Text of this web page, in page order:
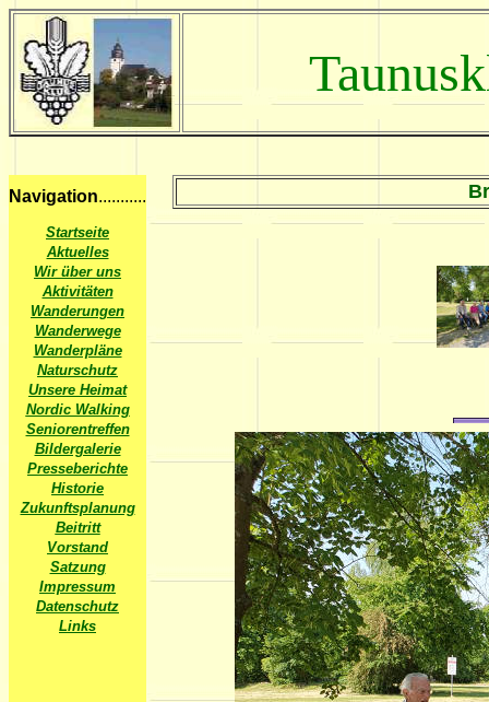
Navigation...........
Startseite
Aktuelles
Wir über uns
Aktivitäten
Wanderungen
Wanderwege
Wanderpläne
Naturschutz
Unsere Heimat
Nordic Walking
Seniorentreffen
Bildergalerie
Presseberichte
Historie
Zukunftsplanung
Beitritt
Vorstand
Satzung
Impressum
Datenschutz
Links